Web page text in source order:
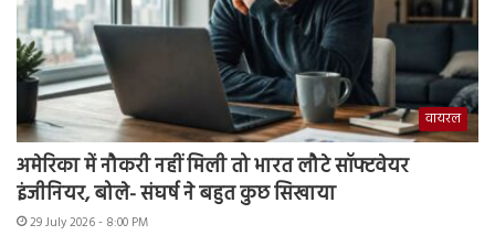
वायरल
अमेरिका में नौकरी नहीं मिली तो भारत लौटे सॉफ्टवेयर
इंजीनियर, बोले- संघर्ष ने बहुत कुछ सिखाया
29 July 2026 - 8:00 PM